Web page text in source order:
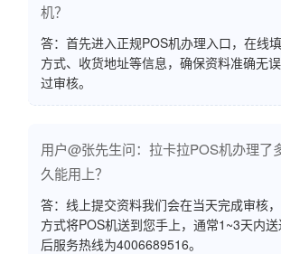
机？
答：首先进入正规POS机办理入口，在线
方式、收货地址等信息，确保资料准确无
过审核。
用户@张先生问：拉卡拉POS机办理了
久能用上？
答：线上提交资料我们会在当天完成审核
方式将POS机送到您手上，通常1~3天内
后服务热线为4006689516。